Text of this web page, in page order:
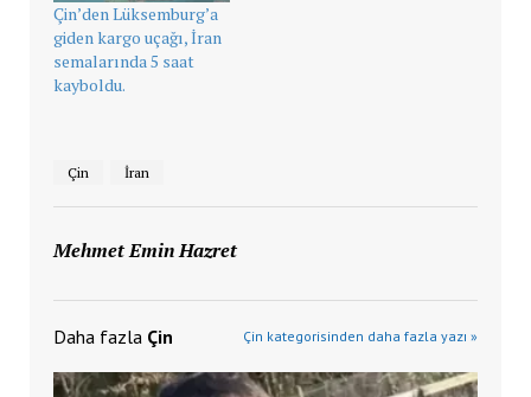
Çin’den Lüksemburg’a
giden kargo uçağı, İran
semalarında 5 saat
kayboldu.
Çin İran
Mehmet Emin Hazret
Daha fazla Çin Çin kategorisinden daha fazla yazı »